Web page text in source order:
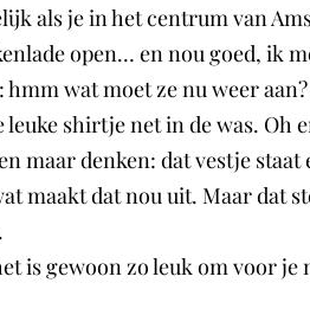
als je in het centrum van
open… en nou goed, ik
wat moet ze nu weer
shirtje net in de was.
maar denken: dat vestje
maakt dat nou uit. Maar dat
is gewoon zo leuk om voor